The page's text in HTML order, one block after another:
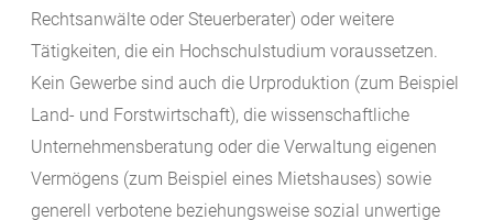
Rechtsanwälte oder Steuerberater) oder weitere
Tätigkeiten, die ein Hochschulstudium voraussetzen.
Kein Gewerbe sind auch die Urproduktion (zum Beispiel
Land- und Forstwirtschaft), die wissenschaftliche
Unternehmensberatung oder die Verwaltung eigenen
Vermögens (zum Beispiel eines Mietshauses) sowie
generell verbotene beziehungsweise sozial unwertige